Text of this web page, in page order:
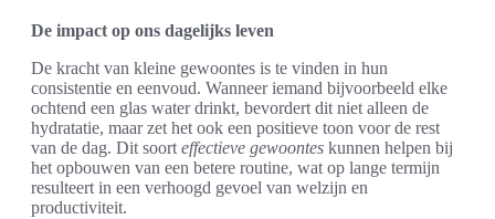
De impact op ons dagelijks leven
De kracht van kleine gewoontes is te vinden in hun
consistentie en eenvoud. Wanneer iemand bijvoorbeeld elke
ochtend een glas water drinkt, bevordert dit niet alleen de
hydratatie, maar zet het ook een positieve toon voor de rest
van de dag. Dit soort effectieve gewoontes kunnen helpen bij
het opbouwen van een betere routine, wat op lange termijn
resulteert in een verhoogd gevoel van welzijn en
productiviteit.